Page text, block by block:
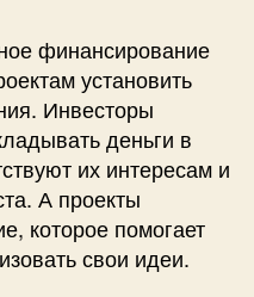
финансирование
установить
Инвесторы
деньги в
их интересам и
А проекты
которое помогает
свои идеи.